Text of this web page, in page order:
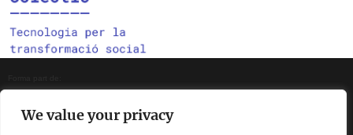
We value your privacy